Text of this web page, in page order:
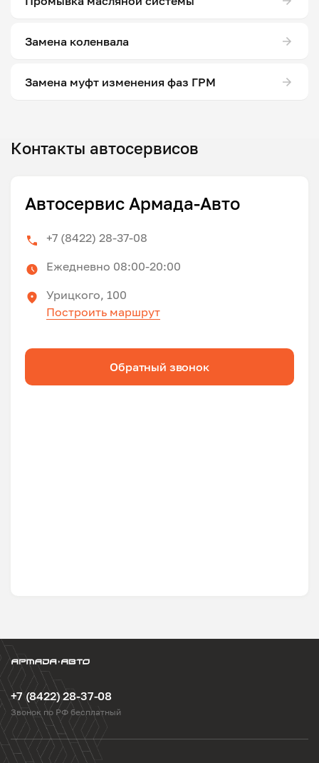
Замена коленвала
Замена муфт изменения фаз ГРМ
Контакты автосервисов
Автосервис Армада-Авто
+7 (8422) 28-37-08
Ежедневно 08:00-20:00
Урицкого, 100
Построить маршрут
Обратный звонок
+7 (8422) 28-37-08
Звонок по РФ бесплатный